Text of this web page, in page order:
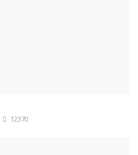
12370